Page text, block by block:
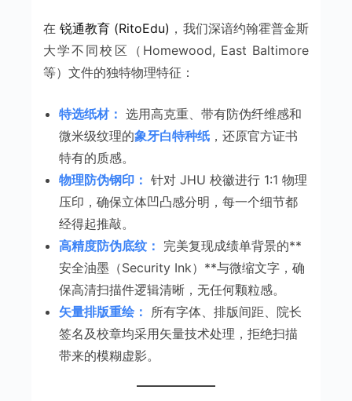
在 锐通教育 (RitoEdu) ，我们深谙约翰霍普金斯
大学不同校区（Homewood, East Baltimore
等）文件的独特物理特征：
特选纸材： 选用高克重、带有防伪纤维感和
微米级纹理的象牙白特种纸，还原官方证书
特有的质感。
物理防伪钢印： 针对 JHU 校徽进行 1:1 物理
压印，确保立体凹凸感分明，每一个细节都
经得起推敲。
高精度防伪底纹： 完美复现成绩单背景的**
安全油墨（Security Ink）**与微缩文字，确
保高清扫描件逻辑清晰，无任何颗粒感。
矢量排版重绘： 所有字体、排版间距、院长
签名及校章均采用矢量技术处理，拒绝扫描
带来的模糊虚影。